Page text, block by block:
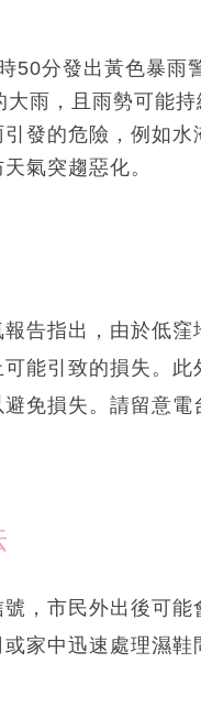
50分發出黃色暴雨
大雨，且雨勢可能
發的危險，例如
氣突趨惡化。
告指出，由於低
能引致的損失。
免損失。請留意
，市民外出後可
家中迅速處理濕鞋